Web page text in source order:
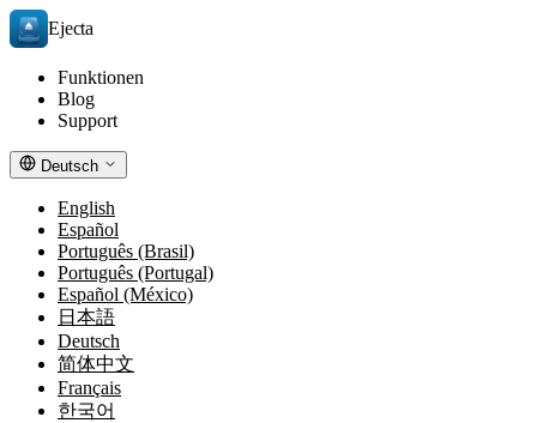
Ejecta
Funktionen
Blog
Support
Deutsch
English
Español
Português (Brasil)
Português (Portugal)
Español (México)
日本語
Deutsch
简体中文
Français
한국어